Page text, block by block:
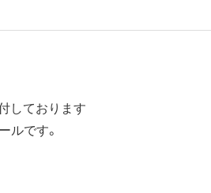
しております
ルです。